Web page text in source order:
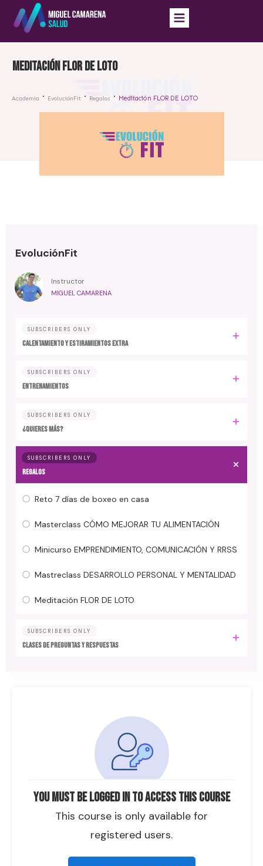
Meditación FLOR DE LOTO
Academia EvoluciónFit Regalos Meditación FLOR DE LOTO
You must be logged in to access this course
This course is only available for
registered users.
EvoluciónFit
Instructor
MIGUEL CAMARENA
SUBSCRIBERS ONLY
Calentamiento y estiramientos extra
SUBSCRIBERS ONLY
Entrenamientos
SUBSCRIBERS ONLY
¿Quieres más?
SUBSCRIBERS ONLY
Regalos
Reto 7 días de boxeo en casa
Masterclass CÓMO MEJORAR TU ALIMENTACIÓN
Minicurso EMPRENDIMIENTO, COMUNICACIÓN Y RRSS
Mastreclass DESARROLLO PERSONAL Y MENTALIDAD
Meditación FLOR DE LOTO
SUBSCRIBERS ONLY
Clases de preguntas y respuestas